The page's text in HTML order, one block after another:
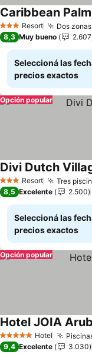
3 EstrellasResort Dos
Caribbean
8,3 Muy bueno 2.607
Seleccioná las
precios exactos
Opción popular
3 EstrellasResort Tres
Divi Dutch
8,5 Excelente 2.500
Seleccioná las
precios exactos
Opción popular
5 Estrellas Hotel
Hotel JOIA
9,4 Excelente 3.030